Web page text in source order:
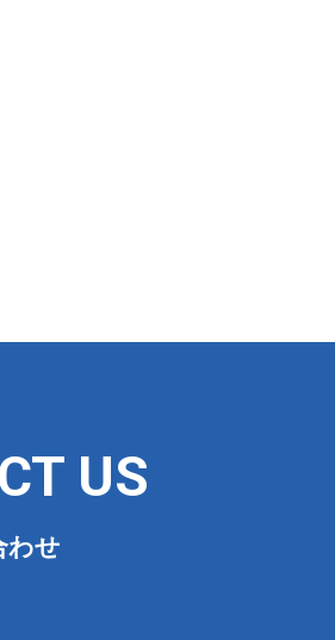
US
わせ